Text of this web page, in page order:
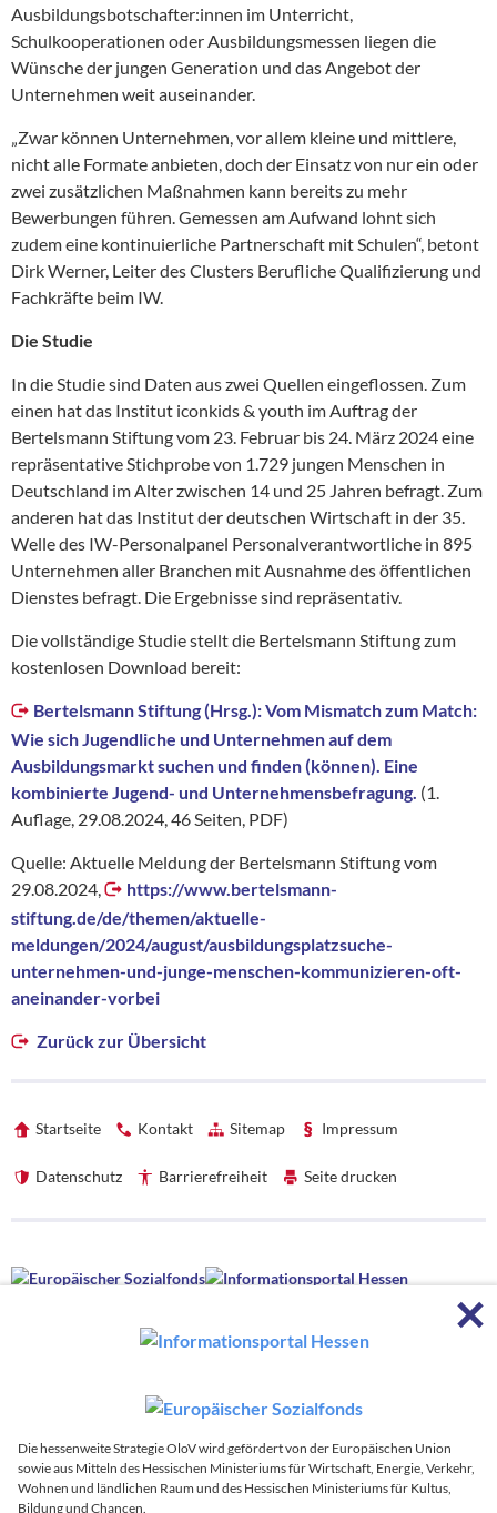
Die hessenweite Strategie OloV wird gefördert von der Europäischen Union
sowie aus Mitteln des Hessischen Ministeriums für Wirtschaft, Energie, Verkehr,
Wohnen und ländlichen Raum und des Hessischen Ministeriums für Kultus,
Bildung und Chancen.
Ausbildungsbotschafter:innen im Unterricht,
Schulkooperationen oder Ausbildungsmessen liegen die
Wünsche der jungen Generation und das Angebot der
Unternehmen weit auseinander.
„Zwar können Unternehmen, vor allem kleine und mittlere,
nicht alle Formate anbieten, doch der Einsatz von nur ein oder
zwei zusätzlichen Maßnahmen kann bereits zu mehr
Bewerbungen führen. Gemessen am Aufwand lohnt sich
zudem eine kontinuierliche Partnerschaft mit Schulen“, betont
Dirk Werner, Leiter des Clusters Berufliche Qualifizierung und
Fachkräfte beim IW.
Die Studie
In die Studie sind Daten aus zwei Quellen eingeflossen. Zum
einen hat das Institut iconkids & youth im Auftrag der
Bertelsmann Stiftung vom 23. Februar bis 24. März 2024 eine
repräsentative Stichprobe von 1.729 jungen Menschen in
Deutschland im Alter zwischen 14 und 25 Jahren befragt. Zum
anderen hat das Institut der deutschen Wirtschaft in der 35.
Welle des IW-Personalpanel Personalverantwortliche in 895
Unternehmen aller Branchen mit Ausnahme des öffentlichen
Dienstes befragt. Die Ergebnisse sind repräsentativ.
Die vollständige Studie stellt die Bertelsmann Stiftung zum
kostenlosen Download bereit:
Bertelsmann Stiftung (Hrsg.): Vom Mismatch zum Match:
Wie sich Jugendliche und Unternehmen auf dem
Ausbildungsmarkt suchen und finden (können). Eine
kombinierte Jugend- und Unternehmensbefragung. (1.
Auflage, 29.08.2024, 46 Seiten, PDF)
Quelle: Aktuelle Meldung der Bertelsmann Stiftung vom
29.08.2024,
https://www.bertelsmann-
stiftung.de/de/themen/aktuelle-
meldungen/2024/august/ausbildungsplatzsuche-
unternehmen-und-junge-menschen-kommunizieren-oft-
aneinander-vorbei
Zurück zur Übersicht
Startseite Kontakt Sitemap Impressum
Datenschutz Barrierefreiheit Seite drucken
Die hessenweite Strategie OloV wird gefördert von der Europäischen
Union sowie aus Mitteln des Hessischen Ministeriums für Wirtschaft,
Ministeriums für Kultus, Bildung und Chancen.
Die hessenweite Strategie OloV wird koordiniert von: